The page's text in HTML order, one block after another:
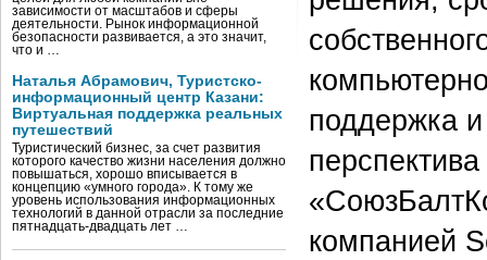
зависимости от масштабов и сферы
деятельности. Рынок информационной
безопасности развивается, а это значит,
что и …
Наталья Абрамович, Туристско-
информационный центр Казани:
Виртуальная поддержка реальных
путешествий
Туристический бизнес, за счет развития
которого качество жизни населения должно
повышаться, хорошо вписывается в
концепцию «умного города». К тому же
уровень использования информационных
технологий в данной отрасли за последние
пятнадцать-двадцать лет …
поддержка
компанией